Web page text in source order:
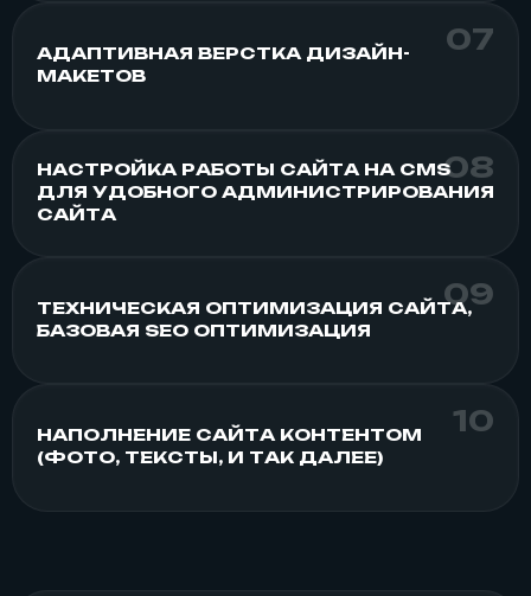
АДАПТИВНАЯ ВЕРСТКА ДИЗАЙН-
МАКЕТОВ
НАСТРОЙКА РАБОТЫ САЙТА НА CMS
ДЛЯ УДОБНОГО АДМИНИСТРИРОВАНИЯ
САЙТА
ТЕХНИЧЕСКАЯ ОПТИМИЗАЦИЯ САЙТА,
БАЗОВАЯ SEO ОПТИМИЗАЦИЯ
НАПОЛНЕНИЕ САЙТА КОНТЕНТОМ
(ФОТО, ТЕКСТЫ, И ТАК ДАЛЕЕ)